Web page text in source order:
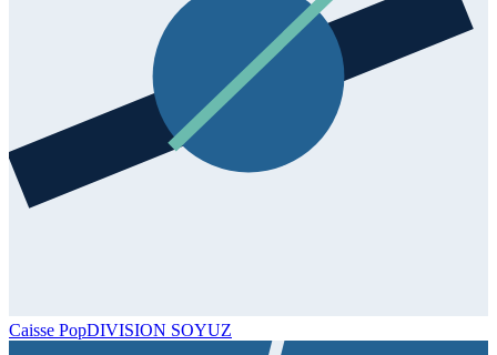
Caisse PopDIVISION SOYUZ